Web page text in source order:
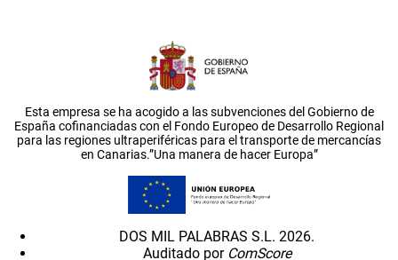
Esta empresa se ha acogido a las subvenciones del Gobierno de
España cofinanciadas con el Fondo Europeo de Desarrollo Regional
para las regiones ultraperiféricas para el transporte de mercancías
en Canarias.”Una manera de hacer Europa”
DOS MIL PALABRAS S.L. 2026.
Auditado por ComScore